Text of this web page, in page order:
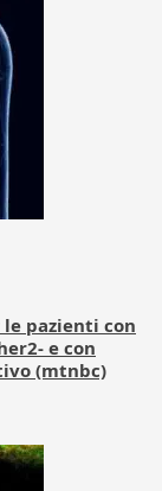
pazienti con
e con
(mtnbc)